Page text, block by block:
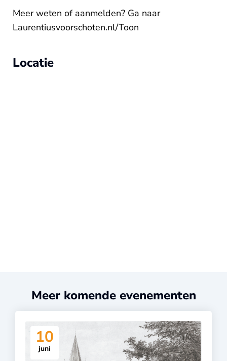
Meer weten of aanmelden? Ga naar
Laurentiusvoorschoten.nl/Toon
Locatie
Meer komende evenementen
10
juni